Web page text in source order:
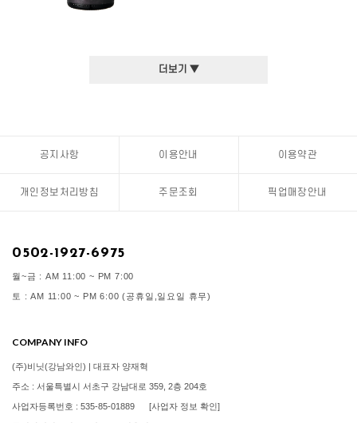
더보기 ▼
공지사항 이용안내 이용약관
개인정보처리방침 주문조회 픽업매장안내
0502-1927-6975
월~금 : AM 11:00 ~ PM 7:00
토 : AM 11:00 ~ PM 6:00 (공휴일,일요일 휴무)
COMPANY INFO
(주)비닛(강남와인) | 대표자 양재혁
주소 : 서울특별시 서초구 강남대로 359, 2층 204호
사업자등록번호 : 535-85-01889 [사업자 정보 확인]